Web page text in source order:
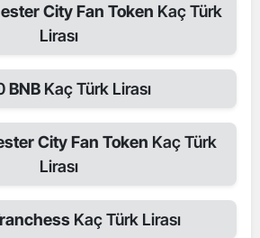
City Fan Token Kaç Türk
Lirası
BNB Kaç Türk Lirası
City Fan Token Kaç Türk
Lirası
Kaç Türk Lirası